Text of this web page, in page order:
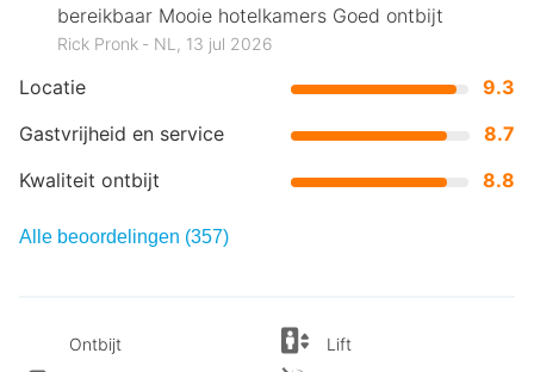
Locatie
9.3
Gastvrijheid en service
8.7
Kwaliteit ontbijt
8.8
bereikbaar Mooie hotelkamers Goed ontbijt
Rick Pronk ‐ NL, 13 jul 2026
Alle beoordelingen (357)
Ontbijt
Lift